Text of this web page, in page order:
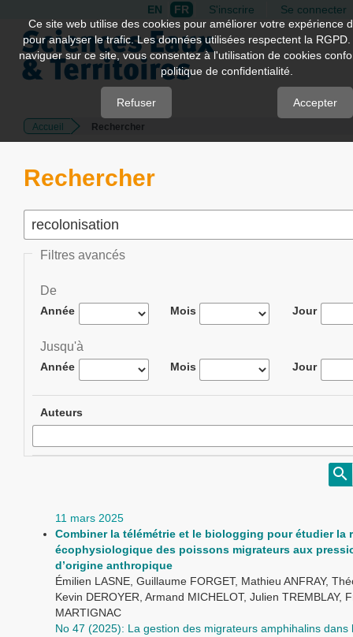
Quick
jump
page
Main
Content
EN FR S'inscrire Se connecter
Accueil Rechercher
Rechercher
Filtres avancés
De
Année Mois Jour
Jusqu'à
Année Mois Jour
Auteurs
11 mars 2025
Combiner la télémétrie et le biologging pour étudier la
écophysiologique des poissons migrateurs aux
d’origine anthropique
Émilien LASNE, Guillaume FORGET, Mathieu ANFRAY,
Kevin DEROYER, Armand MICHELOT, Julien TREMBLAY,
MARTIGNAC
No 47 (2025): La gestion des migrateurs amphihalins dans
Ce site web utilise des cookies pour améliorer votre expérience
pour analyser le trafic. Les données utilisées respectent la
naviguer sur ce site, vous consentez à l'utilisation de cookies
politique de confidentialité.
Refuser Accepter